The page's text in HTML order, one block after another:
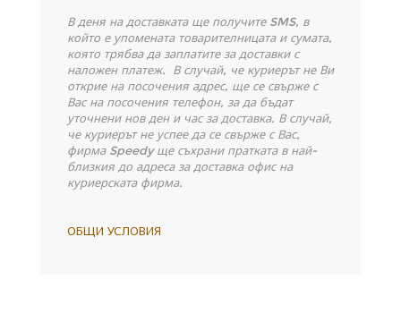
В деня на доставката ще получите SMS, в
който е упомената товарителницата и сумата,
която трябва да заплатите за доставки с
наложен платеж. В случай, че куриерът не Ви
открие на посочения адрес, ще се свърже с
Вас на посочения телефон, за да бъдат
уточнени нов ден и час за доставка. В случай,
че куриерът не успее да се свърже с Вас,
фирма Speedy ще съхрани пратката в най-
близкия до адреса за доставка офис на
куриерската фирма.
ОБЩИ УСЛОВИЯ